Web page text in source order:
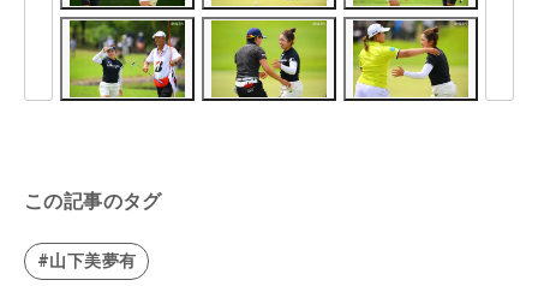
この記事のタグ
#山下美夢有